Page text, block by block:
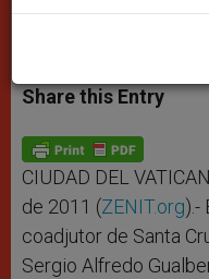
VATICANO
t
s
p
p
s
e
g
e
r
e
b
o
k
t
Share this Entry
CIUDAD DEL
de 2011 (ZENIT.org).-
coadjutor de Santa
Sergio Alfredo